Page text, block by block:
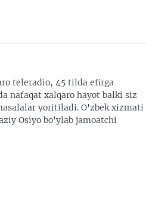
teleradio, 45 tilda efirga
nafaqat xalqaro hayot balki siz
yoritiladi. O'zbek xizmati
Osiyo bo'ylab jamoatchi